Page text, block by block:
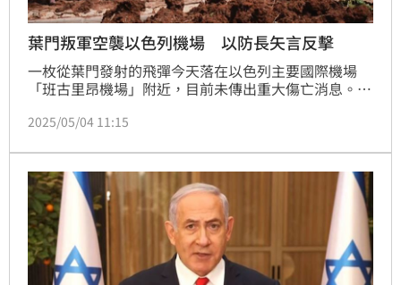
葉門叛軍空襲以色列機場 以防長矢言反擊
一枚從葉門發射的飛彈今天落在以色列主要國際機場
「班古里昂機場」附近，目前未傳出重大傷亡消息。以
已承認發射飛彈。
2025/05/04 11:15